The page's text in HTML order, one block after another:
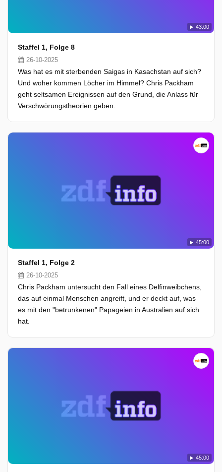
43:00
Staffel 1, Folge 8
26-10-2025
Was hat es mit sterbenden Saigas in Kasachstan auf sich?
Und woher kommen Löcher im Himmel? Chris Packham
geht seltsamen Ereignissen auf den Grund, die Anlass für
Verschwörungstheorien geben.
45:00
Staffel 1, Folge 2
26-10-2025
Chris Packham untersucht den Fall eines Delfinweibchens,
das auf einmal Menschen angreift, und er deckt auf, was
es mit den "betrunkenen" Papageien in Australien auf sich
hat.
45:00